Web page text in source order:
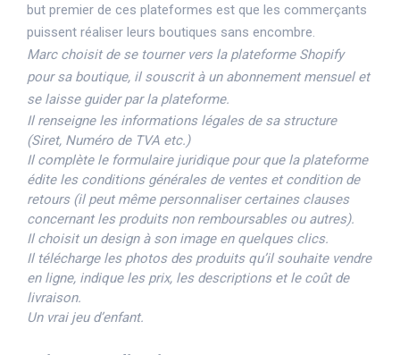
but premier de ces plateformes est que les commerçants
puissent réaliser leurs boutiques sans encombre.
Marc choisit de se tourner vers la plateforme Shopify
pour sa boutique, il souscrit à un abonnement mensuel et
se laisse guider par la plateforme.
Il renseigne les informations légales de sa structure
(Siret, Numéro de TVA etc.)
Il complète le formulaire juridique pour que la plateforme
édite les conditions générales de ventes et condition de
retours (il peut même personnaliser certaines clauses
concernant les produits non remboursables ou autres).
Il choisit un design à son image en quelques clics.
Il télécharge les photos des produits qu’il souhaite vendre
en ligne, indique les prix, les descriptions et le coût de
livraison.
Un vrai jeu d’enfant.